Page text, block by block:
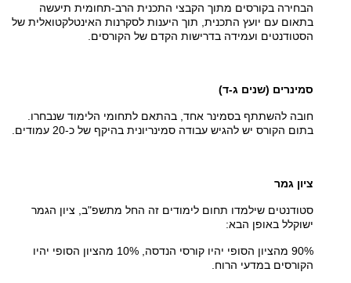
הבחירה בקורסים מתוך הקבצי התכנית הרב-תחומית תיעשה
בתאום עם יועץ התכנית, תוך היענות לסקרנות האינטלקטואלית של
הסטודנטים ועמידה בדרישות הקדם של הקורסים.
סמינרים (שנים ג-ד)
חובה להשתתף בסמינר אחד, בהתאם לתחומי הלימוד שנבחרו.
בתום הקורס יש להגיש עבודה סמינריונית בהיקף של כ-20 עמודים.
ציון גמר
סטודנטים שילמדו תחום לימודים זה החל מתשפ"ב, ציון הגמר
ישוקלל באופן הבא:
90% מהציון הסופי יהיו קורסי הנדסה, 10% מהציון הסופי יהיו
הקורסים במדעי הרוח.